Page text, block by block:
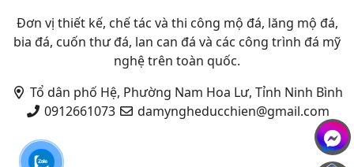
Đơn vị thiết kế, chế tác và thi công mộ đá, lăng mộ đá,
bia đá, cuốn thư đá, lan can đá và các công trình đá mỹ
nghệ trên toàn quốc.
Tổ dân phố Hệ, Phường Nam Hoa Lư, Tỉnh Ninh Bình
0912661073
damyngheducchien@gmail.com